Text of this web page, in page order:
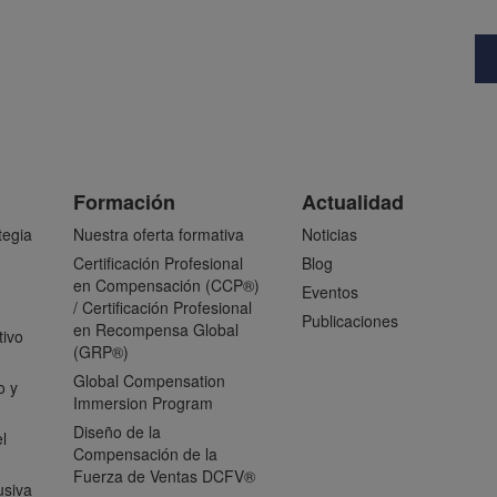
y
Formación
Nuestra oferta formativa
Certificación Profesional
en Compensación (CCP®)
/ Certificación Profesional
en Recompensa Global
(GRP®)
Global Compensation
Immersion Program
Diseño de la
Compensación de la
Fuerza de Ventas DCFV®
Actualidad
Noticias
Blog
Eventos
Publicaciones